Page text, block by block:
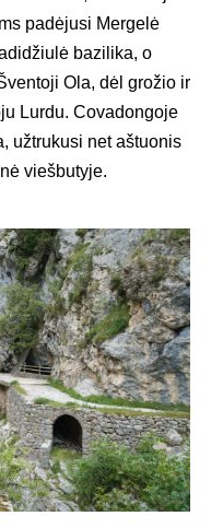
padėjusi Mergelė
bazilika, o
Ola, dėl grožio ir
Lurdu. Covadongoje
užtrukusi net aštuonis
viešbutyje.